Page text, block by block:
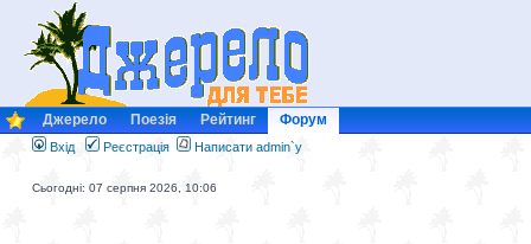
Джерело Поезія Рейтинг Форум
Вхід Реєстрація Написати admin`у
Сьогодні: 07 серпня 2026, 10:06